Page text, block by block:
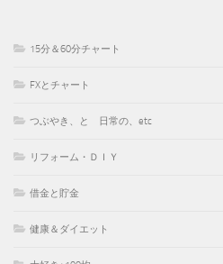
15分＆60分チャート
FXとチャート
つぶやき、と 日常の、etc
リフォーム・ＤＩＹ
借金と貯金
健康＆ダイエット